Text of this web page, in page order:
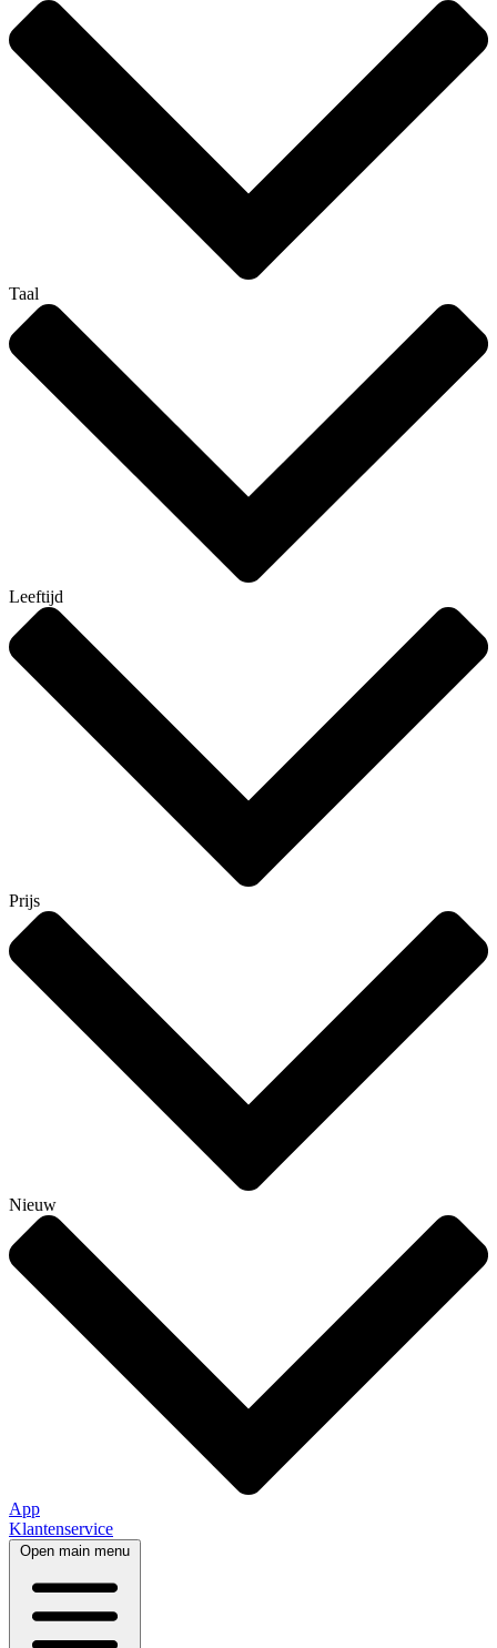
Taal
Leeftijd
Prijs
Nieuw
App
Klantenservice
Open main menu